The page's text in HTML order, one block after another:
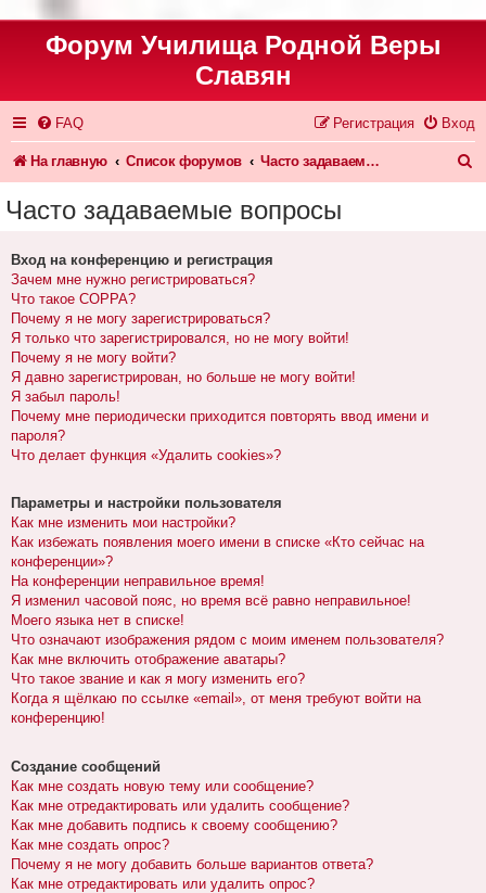
Форум Училища Родной Веры
Славян
FAQ Вход
Регистрация
На главную Список форумов Часто задаваемые вопросы
Часто задаваемые вопросы
Вход на конференцию и регистрация
Зачем мне нужно регистрироваться?
Что такое COPPA?
Почему я не могу зарегистрироваться?
Я только что зарегистрировался, но не могу войти!
Почему я не могу войти?
Я давно зарегистрирован, но больше не могу войти!
Я забыл пароль!
Почему мне периодически приходится повторять ввод имени и
пароля?
Что делает функция «Удалить cookies»?
Параметры и настройки пользователя
Как мне изменить мои настройки?
Как избежать появления моего имени в списке «Кто сейчас на
конференции»?
На конференции неправильное время!
Я изменил часовой пояс, но время всё равно неправильное!
Моего языка нет в списке!
Что означают изображения рядом с моим именем пользователя?
Как мне включить отображение аватары?
Что такое звание и как я могу изменить его?
Когда я щёлкаю по ссылке «email», от меня требуют войти на
конференцию!
Создание сообщений
Как мне создать новую тему или сообщение?
Как мне отредактировать или удалить сообщение?
Как мне добавить подпись к своему сообщению?
Как мне создать опрос?
Почему я не могу добавить больше вариантов ответа?
Как мне отредактировать или удалить опрос?